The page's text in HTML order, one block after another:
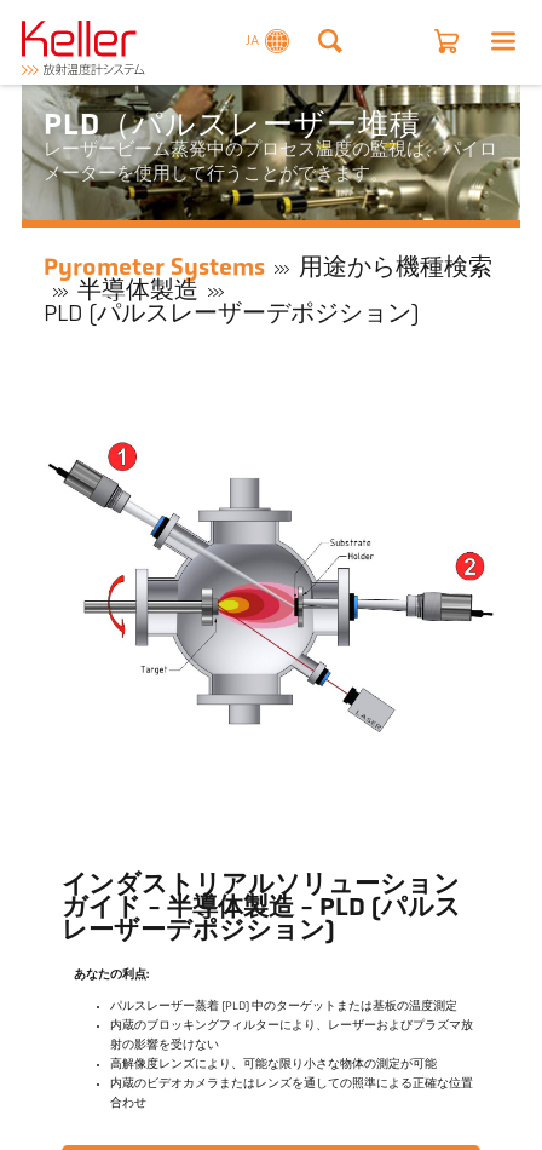
JA
PLD（パルスレーザー堆積
レーザービーム蒸発中のプロセス温度の監視は、パイロ
メーターを使用して行うことができます。
Pyrometer Systems
用途から機種検索
半導体製造
PLD (パルスレーザーデポジション)
インダストリアルソリューション
ガイド - 半導体製造 - PLD (パルス
レーザーデポジション)
あなたの利点:
パルスレーザー蒸着 (PLD) 中のターゲットまたは基板の温度測定
内蔵のブロッキングフィルターにより、レーザーおよびプラズマ放
射の影響を受けない
高解像度レンズにより、可能な限り小さな物体の測定が可能
内蔵のビデオカメラまたはレンズを通しての照準による正確な位置
合わせ